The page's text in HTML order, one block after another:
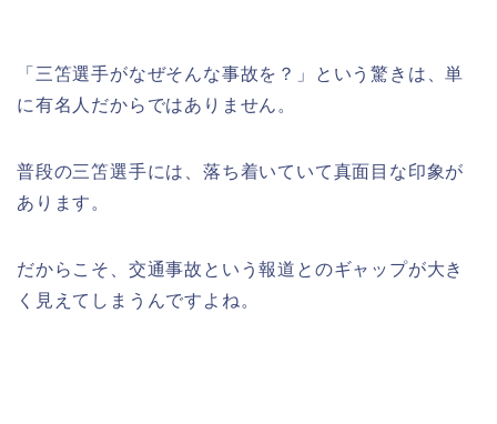
「三笘選手がなぜそんな事故を？」という驚きは、単
に有名人だからではありません。
普段の三笘選手には、落ち着いていて真面目な印象が
あります。
だからこそ、交通事故という報道とのギャップが大き
く見えてしまうんですよね。